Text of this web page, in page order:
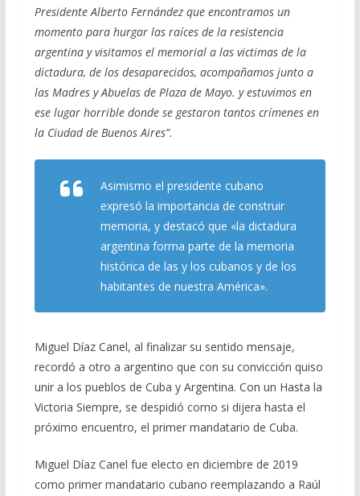
Presidente Alberto Fernández que encontramos un
momento para hurgar las raíces de la resistencia
argentina y visitamos el memorial a las victimas de la
dictadura, de los desaparecidos, acompañamos junto a
las Madres y Abuelas de Plaza de Mayo. y estuvimos en
ese lugar horrible donde se gestaron tantos crímenes en
la Ciudad de Buenos Aires”.
Asimismo el presidente cubano
expresó la importancia de construir
memoria, y destacó que «la dictadura
argentina forma parte de la memoria
histórica de las y los cubanos y de los
habitantes de nuestra América».
Miguel Díaz Canel, al finalizar su sentido mensaje,
recordó a otro a argentino que con su convicción quiso
unir a los pueblos de Cuba y Argentina. Con un Hasta la
Victoria Siempre, se despidió como si dijera hasta el
próximo encuentro, el primer mandatario de Cuba.
Miguel Díaz Canel fue electo en diciembre de 2019
como primer mandatario cubano reemplazando a Raúl